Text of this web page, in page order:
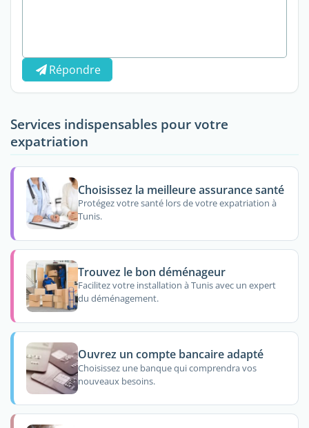
Répondre
Services indispensables pour votre
expatriation
Choisissez la meilleure assurance santé
Protégez votre santé lors de votre expatriation à
Tunis.
Trouvez le bon déménageur
Facilitez votre installation à Tunis avec un expert
du déménagement.
Ouvrez un compte bancaire adapté
Choisissez une banque qui comprendra vos
nouveaux besoins.